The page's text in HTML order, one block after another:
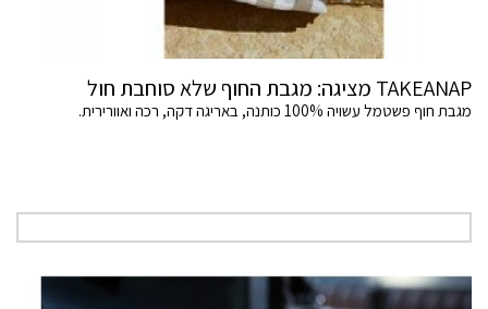
TAKEANAP מציגה: מגבת החוף שלא סוחבת חול
מגבת חוף פשטמל עשויה 100% כותנה, באריגה דקה, רכה ואוורירית.